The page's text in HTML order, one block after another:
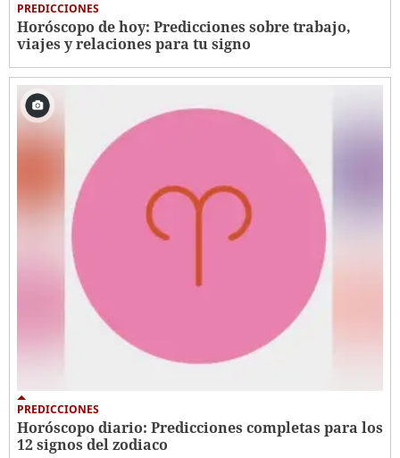
PREDICCIONES
Horóscopo de hoy: Predicciones sobre trabajo,
viajes y relaciones para tu signo
PREDICCIONES
Horóscopo diario: Predicciones completas para los
12 signos del zodiaco